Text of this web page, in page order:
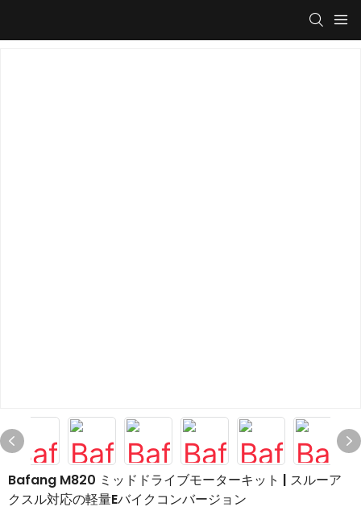
Bafang M820 ミッドドライブモーターキット | スルーア
クスル対応の軽量Eバイクコンバージョン